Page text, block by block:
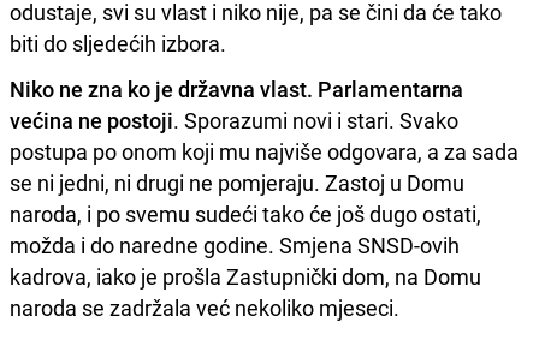
odustaje, svi su vlast i niko nije, pa se čini da će tako
biti do sljedećih izbora.
Niko ne zna ko je državna vlast. Parlamentarna
većina ne postoji. Sporazumi novi i stari. Svako
postupa po onom koji mu najviše odgovara, a za sada
se ni jedni, ni drugi ne pomjeraju. Zastoj u Domu
naroda, i po svemu sudeći tako će još dugo ostati,
možda i do naredne godine. Smjena SNSD-ovih
kadrova, iako je prošla Zastupnički dom, na Domu
naroda se zadržala već nekoliko mjeseci.